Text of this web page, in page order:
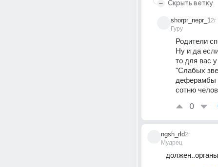
Скрыть ветку
shorpr_nepr_1
Гуру
2г
Родители
Ну и да
то для вас
"Слабых
деферамбы
сотню
0
ngsh_rld
Мудрец
2г